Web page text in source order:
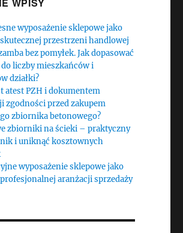
wyposażenie sklepowe jako
przestrzeni handlowej
bez pomyłek. Jak dopasować
liczby mieszkańców i
działki?
atest PZH i dokumentem
zgodności przed zakupem
zbiornika betonowego?
zbiorniki na ścieki – praktyczny
i uniknąć kosztownych
wyposażenie sklepowe jako
aranżacji sprzedaży